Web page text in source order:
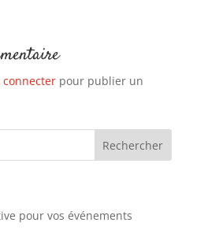
connecterpour publier un
pour vos événements